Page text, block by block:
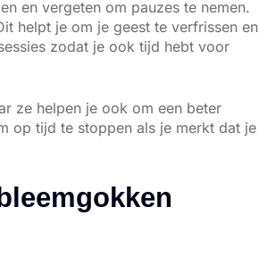
en vergeten om pauzes te nemen.
helpt je om je geest te verfrissen en
zodat je ook tijd hebt voor
ze helpen je ook om een beter
op tijd te stoppen als je merkt dat je